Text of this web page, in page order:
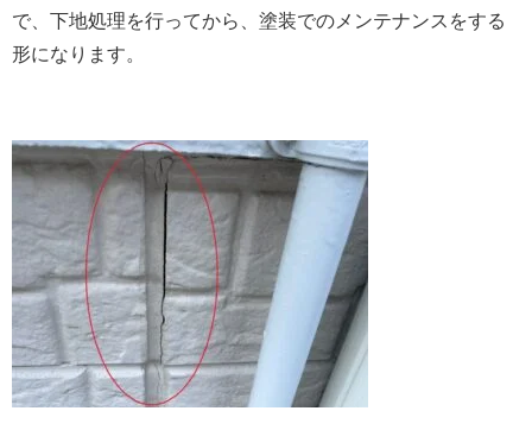
で、下地処理を行ってから、塗装でのメンテナンスをする
形になります。